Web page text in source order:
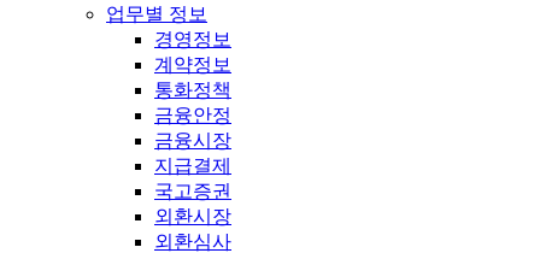
업무별 정보
경영정보
계약정보
통화정책
금융안정
금융시장
지급결제
국고증권
외환시장
외환심사